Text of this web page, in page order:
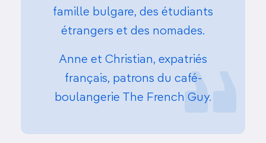
famille bulgare, des étudiants
étrangers et des nomades.
Anne et Christian, expatriés
français, patrons du café-
boulangerie The French Guy.